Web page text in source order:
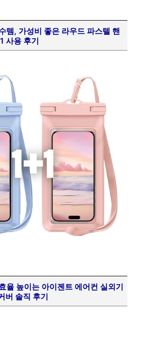
템, 가성비 좋은 라우드 파스텔 핸
사용 후기
율 높이는 아이젠트 에어컨 실외기
버 솔직 후기